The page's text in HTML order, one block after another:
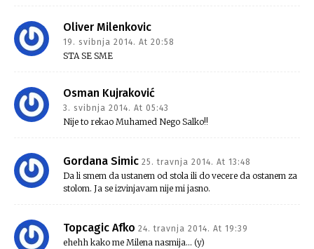
Oliver Milenkovic
19. svibnja 2014. At 20:58
STA SE SME
Osman Kujraković
3. svibnja 2014. At 05:43
Nije to rekao Muhamed Nego Salko!!
Gordana Simic 25. travnja 2014. At 13:48
Da li smem da ustanem od stola ili do vecere da ostanem za
stolom. Ja se izvinjavam nije mi jasno.
Topcagic Afko 24. travnja 2014. At 19:39
ehehh kako me Milena nasmija… (y)